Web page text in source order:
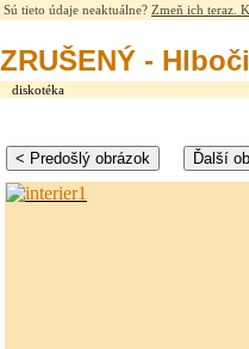
Sú tieto údaje neaktuálne? Zmeň ich teraz.
ZRUŠENÝ -
diskotéka